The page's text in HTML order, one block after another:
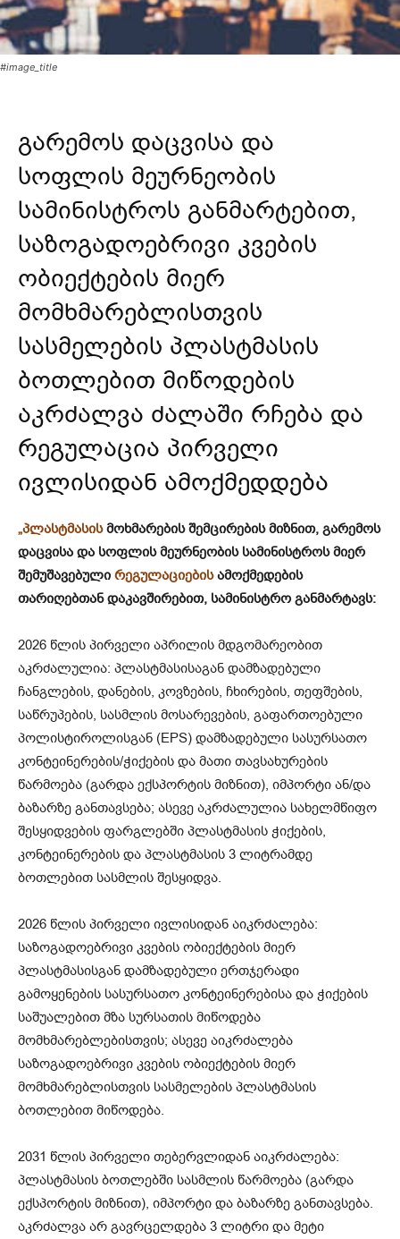
#image_title
გარემოს დაცვისა და
სოფლის მეურნეობის
სამინისტროს განმარტებით,
საზოგადოებრივი კვების
ობიექტების მიერ
მომხმარებლისთვის
სასმელების პლასტმასის
ბოთლებით მიწოდების
აკრძალვა ძალაში რჩება და
რეგულაცია პირველი
ივლისიდან ამოქმედდება
„პლასტმასისმოხმარების შემცირების მიზნით, გარემოს
დაცვისა და სოფლის მეურნეობის სამინისტროს მიერ
შემუშავებული რეგულაციებისამოქმედების
თარიღებთან დაკავშირებით, სამინისტრო განმარტავს:
2026 წლის პირველი აპრილის მდგომარეობით
აკრძალულია: პლასტმასისაგან დამზადებული
ჩანგლების, დანების, კოვზების, ჩხირების, თეფშების,
საწრუპების, სასმლის მოსარევების, გაფართოებული
პოლისტიროლისგან (EPS) დამზადებული სასურსათო
კონტეინერების/ჭიქების და მათი თავსახურების
წარმოება (გარდა ექსპორტის მიზნით), იმპორტი ან/და
ბაზარზე განთავსება; ასევე აკრძალულია სახელმწიფო
შესყიდვების ფარგლებში პლასტმასის ჭიქების,
კონტეინერების და პლასტმასის 3 ლიტრამდე
ბოთლებით სასმლის შესყიდვა.
2026 წლის პირველი ივლისიდან აიკრძალება:
საზოგადოებრივი კვების ობიექტების მიერ
პლასტმასისგან დამზადებული ერთჯერადი
გამოყენების სასურსათო კონტეინერებისა და ჭიქების
საშუალებით მზა სურსათის მიწოდება
მომხმარებლებისთვის; ასევე აიკრძალება
საზოგადოებრივი კვების ობიექტების მიერ
მომხმარებლისთვის სასმელების პლასტმასის
ბოთლებით მიწოდება.
2031 წლის პირველი თებერვლიდან აიკრძალება:
პლასტმასის ბოთლებში სასმლის წარმოება (გარდა
ექსპორტის მიზნით), იმპორტი და ბაზარზე განთავსება.
აკრძალვა არ გავრცელდება 3 ლიტრი და მეტი